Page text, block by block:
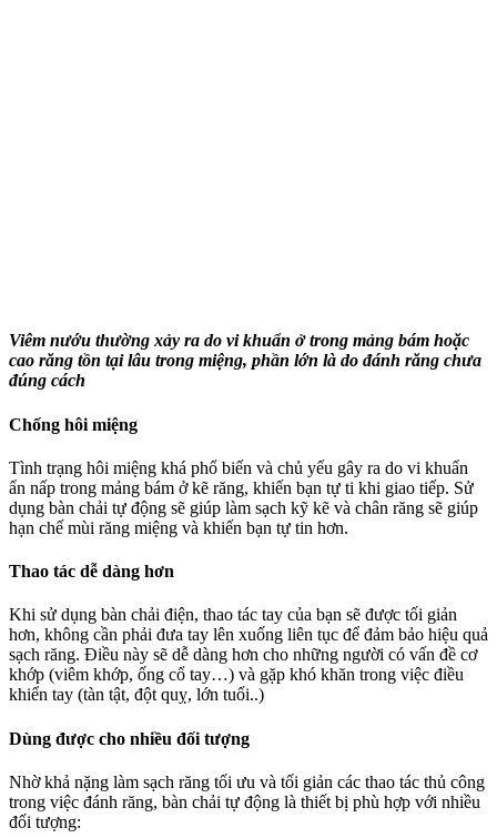
Viêm nướu thường xảy ra do vi khuẩn ở trong mảng bám hoặc
cao răng tồn tại lâu trong miệng, phần lớn là do đánh răng chưa
đúng cách
Chống hôi miệng
Tình trạng hôi miệng khá phổ biến và chủ yếu gây ra do vi khuẩn
ẩn nấp trong mảng bám ở kẽ răng, khiến bạn tự ti khi giao tiếp. Sử
dụng bàn chải tự động sẽ giúp làm sạch kỹ kẽ và chân răng sẽ giúp
hạn chế mùi răng miệng và khiến bạn tự tin hơn.
Thao tác dễ dàng hơn
Khi sử dụng bàn chải điện, thao tác tay của bạn sẽ được tối giản
hơn, không cần phải đưa tay lên xuống liên tục để đảm bảo hiệu quả
sạch răng. Điều này sẽ dễ dàng hơn cho những người có vấn đề cơ
khớp (viêm khớp, ống cổ tay…) và gặp khó khăn trong việc điều
khiển tay (tàn tật, đột quỵ, lớn tuổi..)
Dùng được cho nhiều đối tượng
Nhờ khả nặng làm sạch răng tối ưu và tối giản các thao tác thủ công
trong việc đánh răng, bàn chải tự động là thiết bị phù hợp với nhiều
đối tượng: